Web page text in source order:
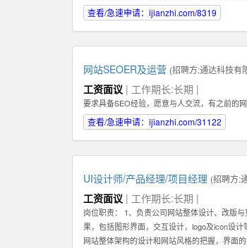
期，稳定，值得信赖的关系,而不是只为了眼前
长期，稳定地在公司发展。你会发现公司是一
为了建立这种长期稳定的关系，你在一开始的
具备在互联网产品运营领域的一些经验。如果
理能力。好的销售专家可以化繁为简，通过高
化管理的能力。有这种能力的人才还可以在将
意深入了解一个行业，掌握关于该行业的专业
趣或相关经验的人才。 如果你有激情，有梦
查看/急速申请：ijianzhi.com/8319
网站SEOER及运营 (招聘方:通达科技有
工资面议 | 工作期长:长期 |
要求具备SEO经验，愿意与人交流，有之前的
查看/急速申请：ijianzhi.com/31122
UI设计师/产品经理/项目经理 (招聘方:
工资面议 | 工作期长:长期 |
岗位职责： 1、负责公司网站整体设计、改版
果，包括图形界面，交互设计，logo及icon设
网站整体架构的设计和网站风格的把握，界面